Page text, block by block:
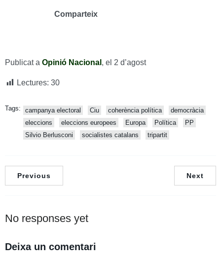
Comparteix
Publicat a Opinió Nacional , el 2 d’agost
Lectures: 30
Tags: campanya electoral Ciu coherència política
democràcia
eleccions
eleccions europees Europa Política
PP
Silvio Berlusconi
socialistes catalans tripartit
Previous Next
No responses yet
Deixa un comentari